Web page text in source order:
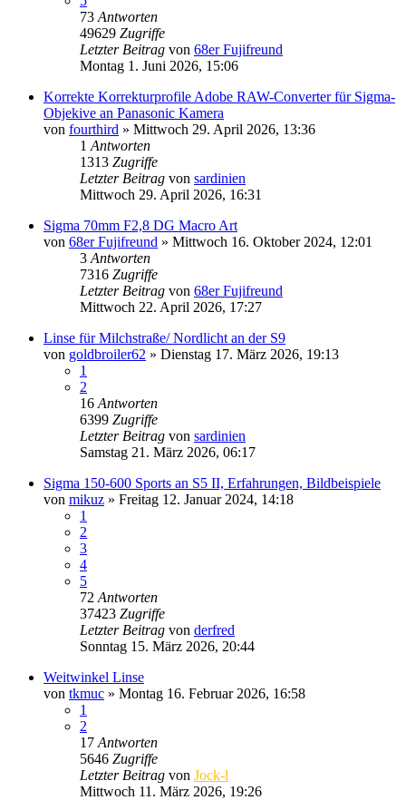
73 Antworten
49629 Zugriffe
Letzter Beitrag von 68er Fujifreund
Montag 1. Juni 2026, 15:06
Korrekte Korrekturprofile Adobe RAW-Converter für Sigma-
Objekive an Panasonic Kamera
von fourthird » Mittwoch 29. April 2026, 13:36
1 Antworten
1313 Zugriffe
Letzter Beitrag von sardinien
Mittwoch 29. April 2026, 16:31
Sigma 70mm F2,8 DG Macro Art
von 68er Fujifreund » Mittwoch 16. Oktober 2024, 12:01
3 Antworten
7316 Zugriffe
Letzter Beitrag von 68er Fujifreund
Mittwoch 22. April 2026, 17:27
Linse für Milchstraße/ Nordlicht an der S9
von goldbroiler62 » Dienstag 17. März 2026, 19:13
1
2
16 Antworten
6399 Zugriffe
Letzter Beitrag von sardinien
Samstag 21. März 2026, 06:17
Sigma 150-600 Sports an S5 II, Erfahrungen, Bildbeispiele
von mikuz » Freitag 12. Januar 2024, 14:18
1
2
3
4
5
72 Antworten
37423 Zugriffe
Letzter Beitrag von derfred
Sonntag 15. März 2026, 20:44
Weitwinkel Linse
von tkmuc » Montag 16. Februar 2026, 16:58
1
2
17 Antworten
5646 Zugriffe
Letzter Beitrag von Jock-l
Mittwoch 11. März 2026, 19:26